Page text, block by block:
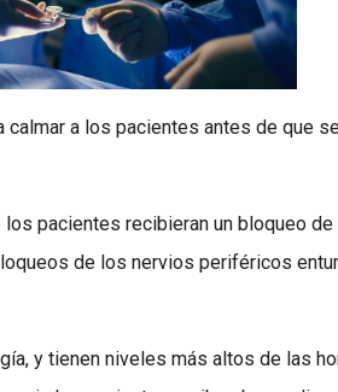
a los pacientes antes de que
pacientes recibieran un bloqueo
de los nervios periféricos
y tienen niveles más altos de las